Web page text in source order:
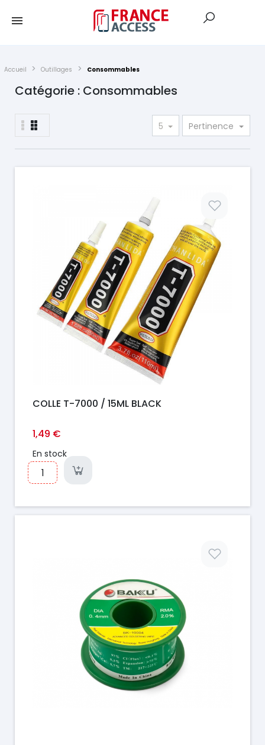
Accueil Outillages Consommables
Catégorie : Consommables
5 Pertinence
COLLE T-7000 / 15ML BLACK
1,49 €
En stock